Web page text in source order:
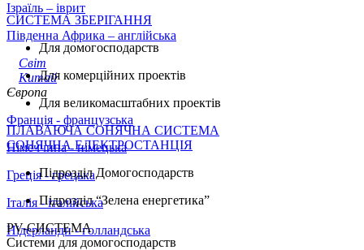
Ізраїль – іврит
Південна Африка – англійська
Світ
Китай
Європа
Франція - французська
Німеччина - німецька
Греція - грецька
Італія - італійська
Нідерланди - голландська
СИСТЕМА ЗБЕРІГАННЯ
Для домогосподарств
Для комерційних проектів
Для великомасштабних проектів
ПЛАВАЮЧА СОНЯЧНА СИСТЕМА
СОНЯЧНА ЕЛЕКТРОСТАНЦІЯ
Підрозділ Домогосподарств
Підрозділ “Зелена енергетика”
PV-СИСТЕМА
Системи для домогосподарств